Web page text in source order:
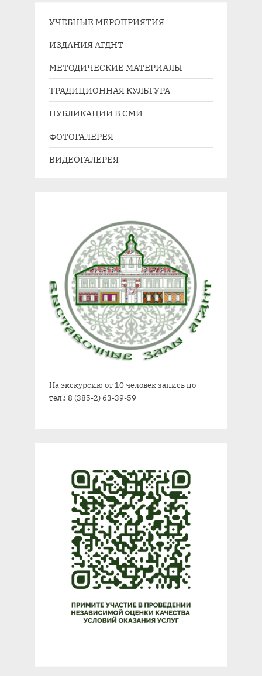
УЧЕБНЫЕ МЕРОПРИЯТИЯ
ИЗДАНИЯ АГДНТ
МЕТОДИЧЕСКИЕ МАТЕРИАЛЫ
ТРАДИЦИОННАЯ КУЛЬТУРА
ПУБЛИКАЦИИ В СМИ
ФОТОГАЛЕРЕЯ
ВИДЕОГАЛЕРЕЯ
На экскурсию от 10 человек запись по
тел.: 8 (385-2) 63-39-59